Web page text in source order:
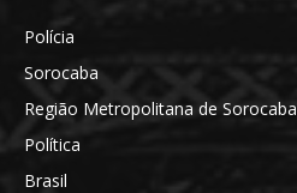
Polícia
Sorocaba
Região Metropolitana de Sorocaba
Política
Brasil